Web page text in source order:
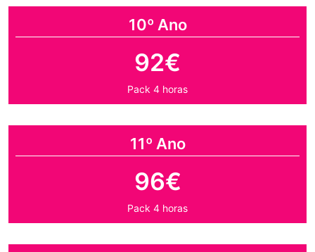
10º Ano
92€
Pack 4 horas
11º Ano
96€
Pack 4 horas